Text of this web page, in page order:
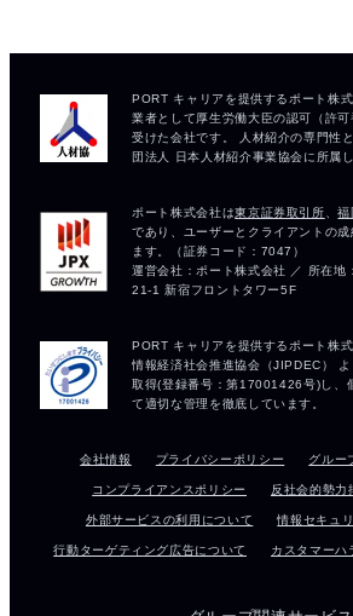
会社情報 プライバシーポリシー グルー
コンプライアンスポリシー 反社会的勢力
外部サービスの利用について 情報セキュ
行動ターゲティング広告について カスタマーハ